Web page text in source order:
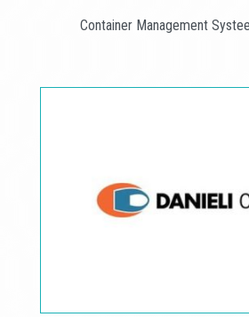
Container Management